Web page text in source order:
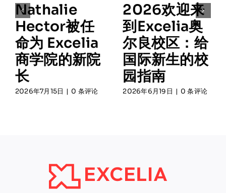
Nathalie
Hector被任
命为 Excelia
商学院的新院
长
2026年7月15日 | 0 条评论
2026欢迎来
到Excelia奥
尔良校区：给
国际新生的校
园指南
2026年6月19日 | 0 条评论